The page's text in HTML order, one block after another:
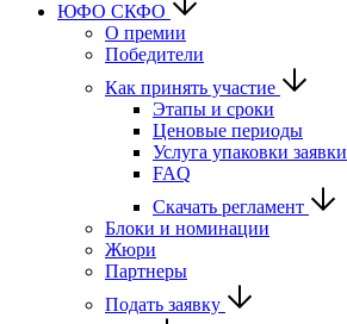
ЮФО СКФО
О премии
Победители
Как принять участие
Этапы и сроки
Ценовые периоды
Услуга упаковки заявки
FAQ
Скачать регламент
Блоки и номинации
Жюри
Партнеры
Подать заявку